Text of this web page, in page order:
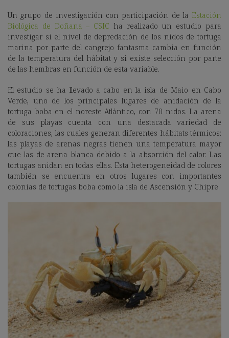
Un grupo de investigación con participación de la Estación
Biológica de Doñana – CSIC ha realizado un estudio para
investigar si el nivel de depredación de los nidos de tortuga
marina por parte del cangrejo fantasma cambia en función
de la temperatura del hábitat y si existe selección por parte
de las hembras en función de esta variable.
El estudio se ha llevado a cabo en la isla de Maio en Cabo
Verde, uno de los principales lugares de anidación de la
tortuga boba en el noreste Atlántico, con 70 nidos. La arena
de sus playas cuenta con una destacada variedad de
coloraciones, las cuales generan diferentes hábitats térmicos:
las playas de arenas negras tienen una temperatura mayor
que las de arena blanca debido a la absorción del calor. Las
tortugas anidan en todas ellas. Esta heterogeneidad de colores
también se encuentra en otros lugares con importantes
colonias de tortugas boba como la isla de Ascensión y Chipre.